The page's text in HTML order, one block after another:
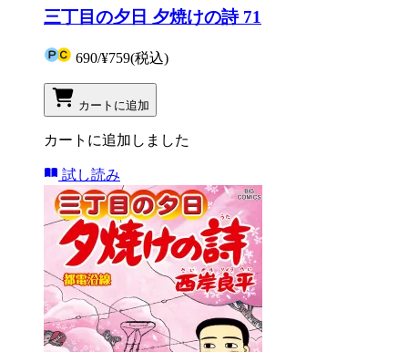
三丁目の夕日 夕焼けの詩 71
690/¥759(税込)
カートに追加
カートに追加しました
試し読み